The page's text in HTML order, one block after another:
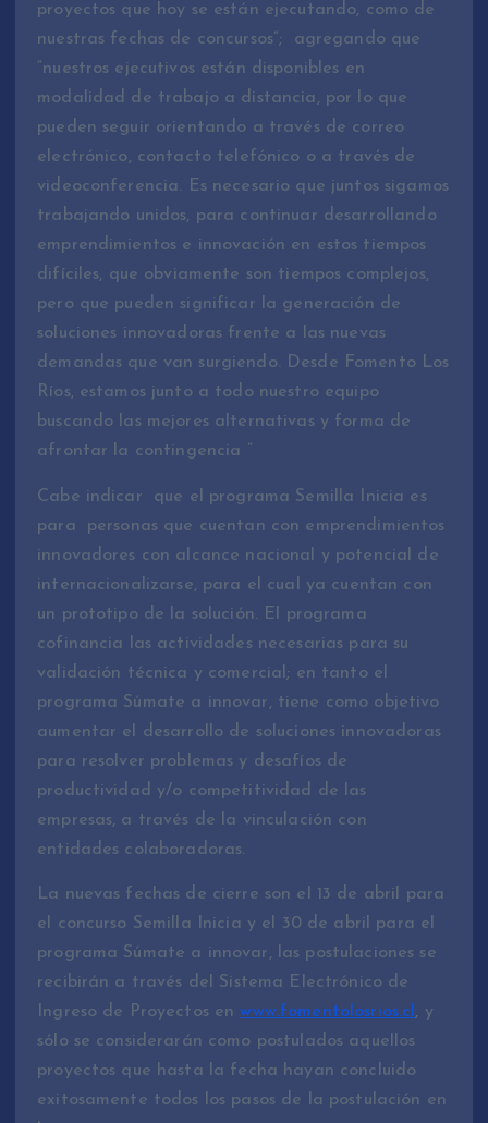
proyectos que hoy se están ejecutando, como de
nuestras fechas de concursos”; agregando que
“nuestros ejecutivos están disponibles en
modalidad de trabajo a distancia, por lo que
pueden seguir orientando a través de correo
electrónico, contacto telefónico o a través de
videoconferencia. Es necesario que juntos sigamos
trabajando unidos, para continuar desarrollando
emprendimientos e innovación en estos tiempos
difíciles, que obviamente son tiempos complejos,
pero que pueden significar la generación de
soluciones innovadoras frente a las nuevas
demandas que van surgiendo. Desde Fomento Los
Ríos, estamos junto a todo nuestro equipo
buscando las mejores alternativas y forma de
afrontar la contingencia ”
Cabe indicar que el programa Semilla Inicia es
para personas que cuentan con emprendimientos
innovadores con alcance nacional y potencial de
internacionalizarse, para el cual ya cuentan con
un prototipo de la solución. El programa
cofinancia las actividades necesarias para su
validación técnica y comercial; en tanto el
programa Súmate a innovar, tiene como objetivo
aumentar el desarrollo de soluciones innovadoras
para resolver problemas y desafíos de
productividad y/o competitividad de las
empresas, a través de la vinculación con
entidades colaboradoras.
La nuevas fechas de cierre son el 13 de abril para
el concurso Semilla Inicia y el 30 de abril para el
programa Súmate a innovar, las postulaciones se
recibirán a través del Sistema Electrónico de
Ingreso de Proyectos enwww.fomentolosrios.cl , y
sólo se considerarán como postulados aquellos
proyectos que hasta la fecha hayan concluido
exitosamente todos los pasos de la postulación en